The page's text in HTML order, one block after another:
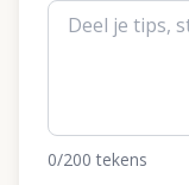
0/200 tekens